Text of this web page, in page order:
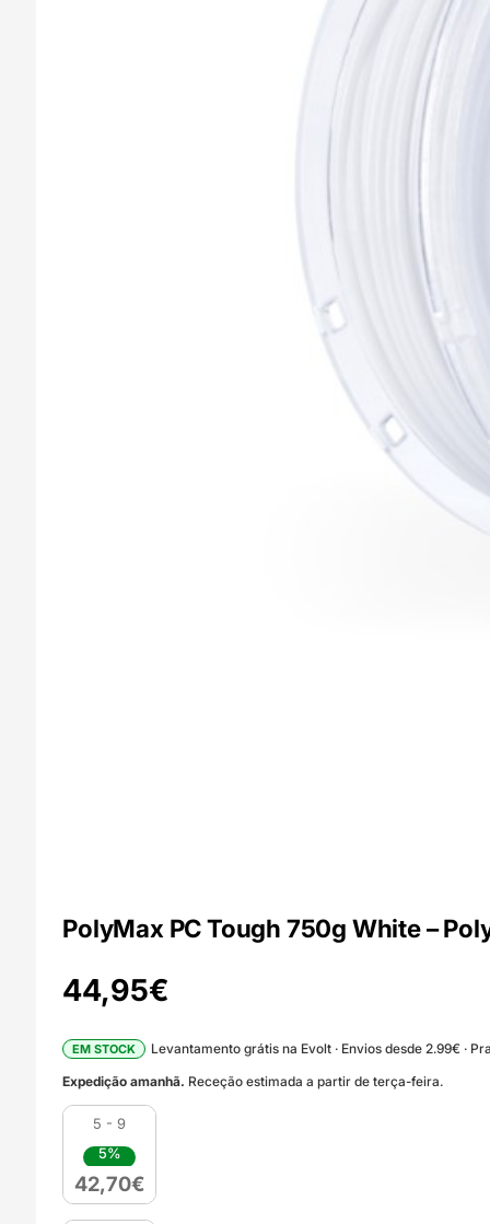
PolyMax PC Tough 750g White –
44,95€
EM STOCK
Levantamento grátis na Evolt · Envios desde 2.99€ ·
Expedição amanhã. Receção estimada a partir de terça-feira.
5 - 9
5%
42,70€